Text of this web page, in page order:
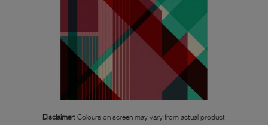
Disclaimer: Colours on screen may vary from actual product